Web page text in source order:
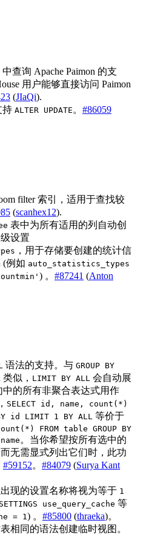
查询 Apache Paimon 的支
用户能够直接访问 Paimon
(JIaQi).
持 ALTER UPDATE 。 #86059
filter 索引，适用于查找较
(scanhex12).
表中为所有适用的列自动创
设置
，用于存储要创建的统计信
(例如 auto_statistics_types
) 。 #87241 (Anton
语法的支持。与 GROUP BY
类似， LIMIT BY ALL 会自动展
中的所有非聚合表达式用作
SELECT id, name, count(*)
id LIMIT 1 BY ALL 等价于
FROM table GROUP BY
。当你希望按所有选中的
无需显式列出它们时，此功
#59152。 #84079 (Surya Kant
现的设置名称将视为等于 1
use_query_cache 等
= 1 ) 。 #85800 (thraeka)。
相同的语法创建临时视图。